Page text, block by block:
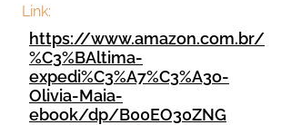
Link:
https://www.amazon.com.br/
%C3%BAltima-
expedi%C3%A7%C3%A3o-
Olivia-Maia-
ebook/dp/B00EO30ZNG